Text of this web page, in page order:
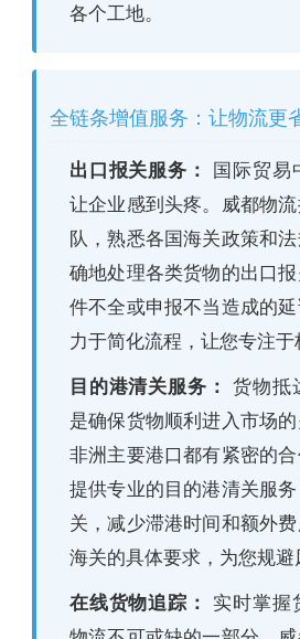
各个工地。
全链条增值服务：让物流更
出口报关服务： 国际贸易
让企业感到头疼。威都物
队，熟悉各国海关政策和
确地处理各类货物的出口
件不全或申报不当造成的
力于简化流程，让您专注于
目的港清关服务：货物抵
是确保货物顺利进入市场
非洲主要港口都有紧密的
提供专业的目的港清关服
关，减少滞港时间和额外
海关的具体要求，为您规避
在线货物追踪： 实时掌握